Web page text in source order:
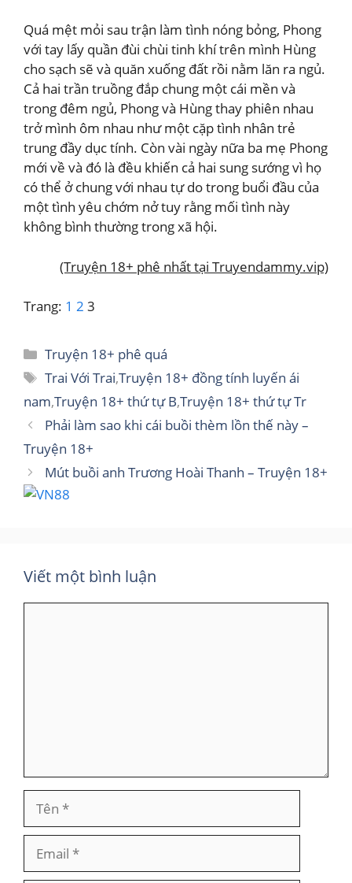
Quá mệt mỏi sau trận làm tình nóng bỏng, Phong
với tay lấy quần đùi chùi tinh khí trên mình Hùng
cho sạch sẽ và quăn xuống đất rồi nằm lăn ra ngủ.
Cả hai trần truồng đắp chung một cái mền và
trong đêm ngủ, Phong và Hùng thay phiên nhau
trở mình ôm nhau như một cặp tình nhân trẻ
trung đầy dục tính. Còn vài ngày nữa ba mẹ Phong
mới về và đó là đều khiến cả hai sung sướng vì họ
có thể ở chung với nhau tự do trong buổi đầu của
một tình yêu chớm nở tuy rằng mối tình này
không bình thường trong xã hội.
(Truyện 18+ phê nhất tại Truyendammy.vip)
Trang: 1 2 3
Danh
mục
Truyện 18+ phê quá
Thẻ
Trai Với Trai,Truyện 18+ đồng tính luyến ái
nam,Truyện 18+ thứ tự B,Truyện 18+ thứ tự Tr
Phải làm sao khi cái buồi thèm lồn thế này –
Truyện 18+
Mút buồi anh Trương Hoài Thanh – Truyện 18+
Viết một bình luận